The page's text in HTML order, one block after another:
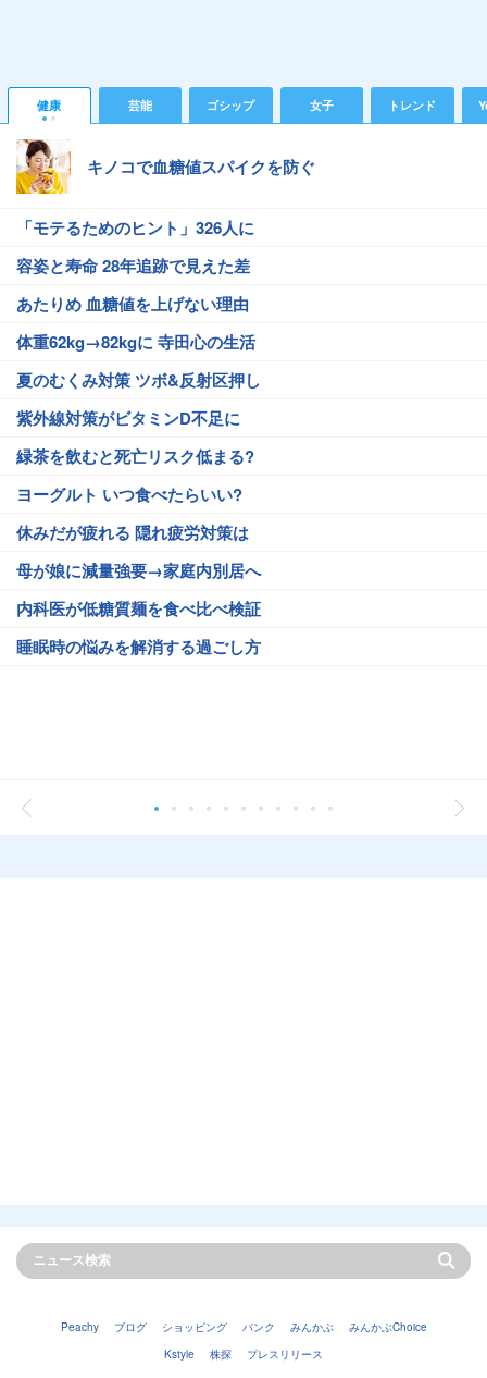
健康 芸能 ゴシップ 女子 トレンド
キノコで血糖値スパイクを防ぐ
「モテるためのヒント」326人に
容姿と寿命 28年追跡で見えた差
あたりめ 血糖値を上げない理由
体重62kg→82kgに 寺田心の生活
夏のむくみ対策 ツボ&反射区押し
紫外線対策がビタミンD不足に
緑茶を飲むと死亡リスク低まる?
ヨーグルト いつ食べたらいい?
休みだが疲れる 隠れ疲労対策は
母が娘に減量強要→家庭内別居へ
内科医が低糖質麺を食べ比べ検証
睡眠時の悩みを解消する過ごし方
Peachy ブログ ショッピング バンク みんかぶ
みんかぶChoice
Kstyle
株探 プレスリリース